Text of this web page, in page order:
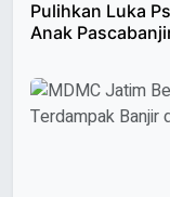
Pulihkan Luka
Anak